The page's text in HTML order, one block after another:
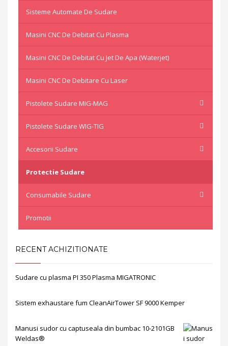
Sisteme Automate De Sudare
Masini CNC De Debitat Cu Plasma
Masini CNC De Debitat Cu Jet De Apa (waterjet)
Masini CNC De Debitare Cu Laser
Pistolete Sudare MIG-MAG
Pistolete Sudare WIG-TIG
Accesorii Sudare
Protectie Sudare
Consumabile Sudare
Promotii
RECENT ACHIZITIONATE
Sudare cu plasma PI 350 Plasma MIGATRONIC
Sistem exhaustare fum CleanAirTower SF 9000 Kemper
Manusi sudor cu captuseala din bumbac 10-2101GB
Weldas®